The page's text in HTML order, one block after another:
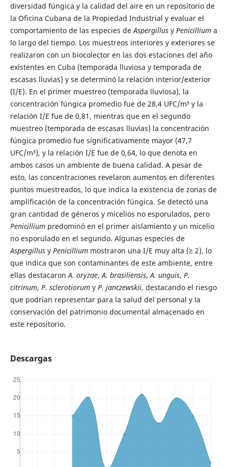
diversidad fúngica y la calidad del aire en un repositorio de
la Oficina Cubana de la Propiedad Industrial y evaluar el
comportamiento de las especies de Aspergillusy Penicilliuma
lo largo del tiempo. Los muestreos interiores y exteriores se
realizaron con un biocolector en las dos estaciones del año
existentes en Cuba (temporada lluviosa y temporada de
escasas lluvias) y se determinó la relación interior/exterior
(I/E). En el primer muestreo (temporada lluviosa), la
concentración fúngica promedio fue de 28,4 UFC/m³ y la
relación I/E fue de 0,81, mientras que en el segundo
muestreo (temporada de escasas lluvias) la concentración
fúngica promedio fue significativamente mayor (47,7
UFC/m³), y la relación I/E fue de 0,64, lo que denota en
ambos casos un ambiente de buena calidad. A pesar de
esto, las concentraciones revelaron aumentos en diferentes
puntos muestreados, lo que indica la existencia de zonas de
amplificación de la concentración fúngica. Se detectó una
gran cantidad de géneros y micelios no esporulados, pero
Penicilliumpredominó en el primer aislamiento y un micelio
no esporulado en el segundo. Algunas especies de
Aspergillusy Penicilliummostraron una I/E muy alta (≥ 2), lo
que indica que son contaminantes de este ambiente, entre
ellas destacaron A. oryzae, A. brasiliensis, A. unguis, P.
citrinum, P. sclerotiorumy P. janczewskii, destacando el riesgo
que podrían representar para la salud del personal y la
conservación del patrimonio documental almacenado en
este repositorio.
Descargas